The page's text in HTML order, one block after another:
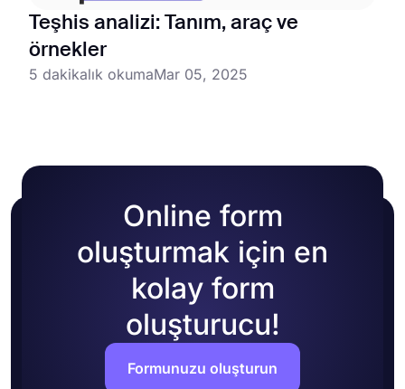
Teşhis analizi: Tanım, araç ve
örnekler
5 dakikalık okumaMar 05, 2025
Online form
oluşturmak için en
kolay form
oluşturucu!
Formunuzu oluşturun